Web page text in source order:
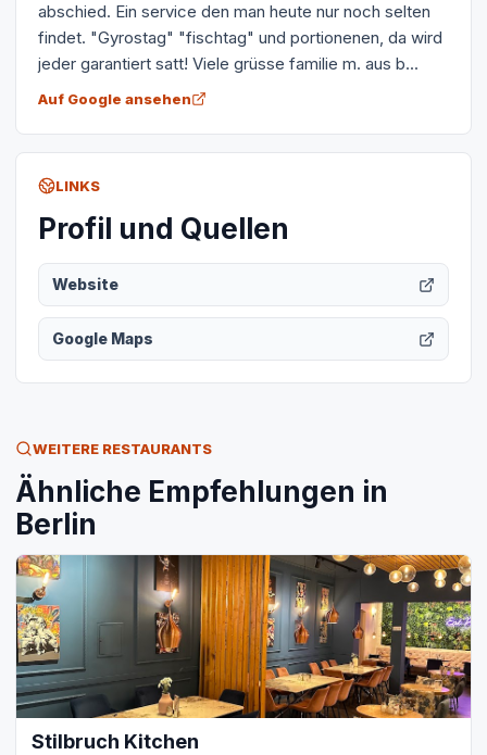
abschied. Ein service den man heute nur noch selten
findet. "Gyrostag" "fischtag" und portionenen, da wird
jeder garantiert satt! Viele grüsse familie m. aus b...
Auf Google ansehen
LINKS
Profil und Quellen
Website
Google Maps
WEITERE RESTAURANTS
Ähnliche Empfehlungen in
Berlin
Stilbruch Kitchen